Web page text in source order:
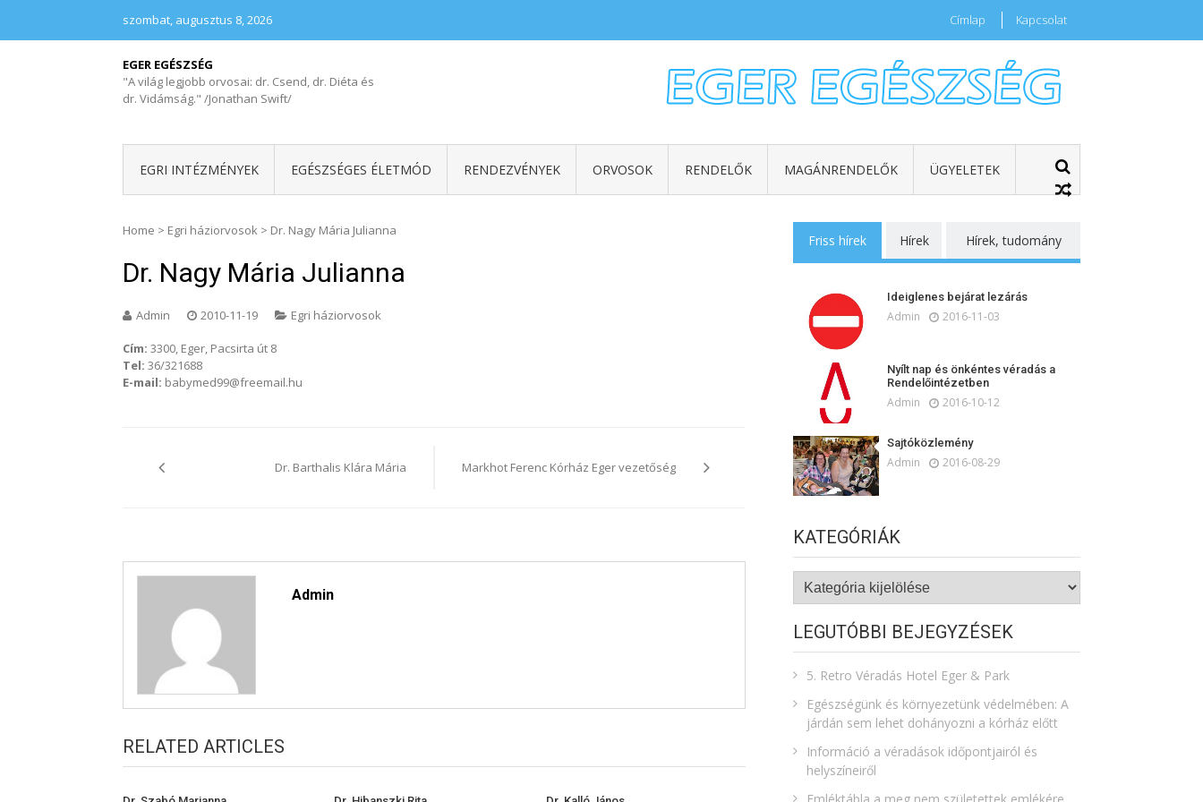
szombat, augusztus 8, 2026 Címlap Kapcsolat
EGER EGÉSZSÉG
"A világ legjobb orvosai: dr. Csend, dr. Diéta és
dr. Vidámság." /Jonathan Swift/
EGRI INTÉZMÉNYEK EGÉSZSÉGES ÉLETMÓD RENDEZVÉNYEK ORVOSOK RENDELŐK MAGÁNRENDELŐK ÜGYELETEK
Home > Egri háziorvosok > Dr. Nagy Mária Julianna
Dr. Nagy Mária Julianna
Admin 2010-11-19 Egri háziorvosok
Cím: 3300, Eger, Pacsirta út 8
Tel: 36/321688
E-mail: babymed99@freemail.hu
navigáció
Dr. Barthalis Klára Mária Markhot Ferenc Kórház Eger vezetőség
Admin
RELATED ARTICLES
Friss hírek Hírek Hírek, tudomány
Ideiglenes bejárat lezárás
Admin 2016-11-03
Nyílt nap és önkéntes véradás a
Rendelőintézetben
Admin 2016-10-12
Sajtóközlemény
Admin 2016-08-29
KATEGÓRIÁK
Kategóriák
LEGUTÓBBI BEJEGYZÉSEK
5. Retro Véradás Hotel Eger & Park
Egészségünk és környezetünk védelmében: A
járdán sem lehet dohányozni a kórház előtt
Információ a véradások időpontjairól és
helyszíneiről